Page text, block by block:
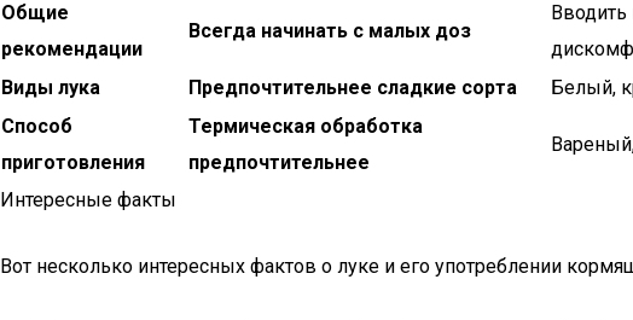
Общие
рекомендации
Всегда начинать с малых доз
Вводить
Виды лука
Предпочтительнее сладкие сорта
Белый,
Способ
приготовления
Термическая обработка
предпочтительнее
Интересные факты
Вот несколько интересных фактов о луке и его употреблении